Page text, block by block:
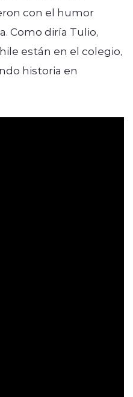
con el humor
Como diría Tulio,
están en el colegio,
historia en